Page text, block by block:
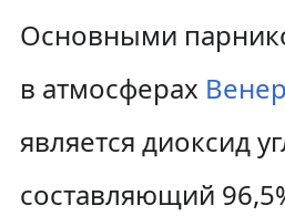
Основными
в атмосферах
является диоксид
составляющий